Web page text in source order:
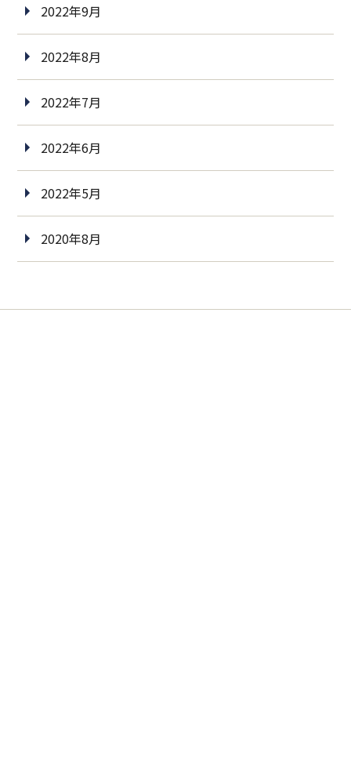
2022年9月
2022年8月
2022年7月
2022年6月
2022年5月
2020年8月